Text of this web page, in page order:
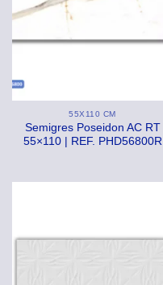
55X110 CM
Semigres Poseidon AC RT
55×110 | REF. PHD56800R